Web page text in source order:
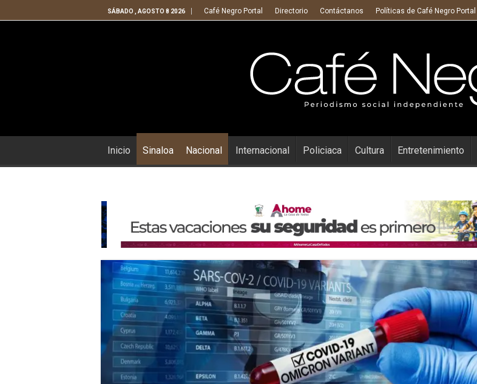
SÁBADO , AGOSTO 8 2026 Café Negro Portal Directorio Contáctanos Políticas de Café Negro Portal
Inicio Sinaloa Nacional Internacional Policiaca Cultura Entretenimiento